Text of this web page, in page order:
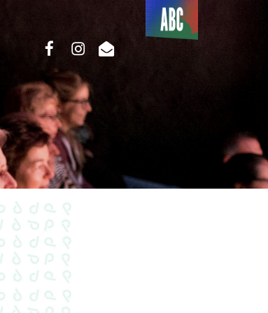
Du côté
de l’ABC
facebookinstagram
email